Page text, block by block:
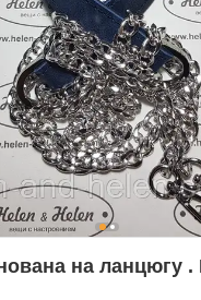
на ланцюгу .